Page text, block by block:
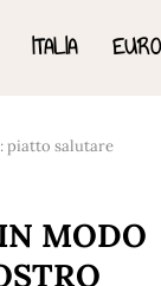
ITALIA
piatto salutare
MODO